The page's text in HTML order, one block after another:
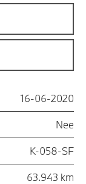
16-06-2020
Nee
K-058-SF
63.943 km